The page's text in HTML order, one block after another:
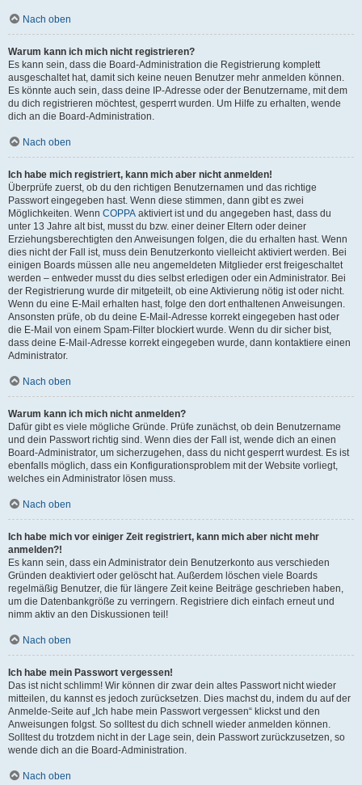
Nach oben
Warum kann ich mich nicht registrieren?
Es kann sein, dass die Board-Administration die Registrierung komplett
ausgeschaltet hat, damit sich keine neuen Benutzer mehr anmelden können.
Es könnte auch sein, dass deine IP-Adresse oder der Benutzername, mit dem
du dich registrieren möchtest, gesperrt wurden. Um Hilfe zu erhalten, wende
dich an die Board-Administration.
Nach oben
Ich habe mich registriert, kann mich aber nicht anmelden!
Überprüfe zuerst, ob du den richtigen Benutzernamen und das richtige
Passwort eingegeben hast. Wenn diese stimmen, dann gibt es zwei
Möglichkeiten. Wenn COPPA aktiviert ist und du angegeben hast, dass du
unter 13 Jahre alt bist, musst du bzw. einer deiner Eltern oder deiner
Erziehungsberechtigten den Anweisungen folgen, die du erhalten hast. Wenn
dies nicht der Fall ist, muss dein Benutzerkonto vielleicht aktiviert werden. Bei
einigen Boards müssen alle neu angemeldeten Mitglieder erst freigeschaltet
werden – entweder musst du dies selbst erledigen oder ein Administrator. Bei
der Registrierung wurde dir mitgeteilt, ob eine Aktivierung nötig ist oder nicht.
Wenn du eine E-Mail erhalten hast, folge den dort enthaltenen Anweisungen.
Ansonsten prüfe, ob du deine E-Mail-Adresse korrekt eingegeben hast oder
die E-Mail von einem Spam-Filter blockiert wurde. Wenn du dir sicher bist,
dass deine E-Mail-Adresse korrekt eingegeben wurde, dann kontaktiere einen
Administrator.
Nach oben
Warum kann ich mich nicht anmelden?
Dafür gibt es viele mögliche Gründe. Prüfe zunächst, ob dein Benutzername
und dein Passwort richtig sind. Wenn dies der Fall ist, wende dich an einen
Board-Administrator, um sicherzugehen, dass du nicht gesperrt wurdest. Es ist
ebenfalls möglich, dass ein Konfigurationsproblem mit der Website vorliegt,
welches ein Administrator lösen muss.
Nach oben
Ich habe mich vor einiger Zeit registriert, kann mich aber nicht mehr
anmelden?!
Es kann sein, dass ein Administrator dein Benutzerkonto aus verschieden
Gründen deaktiviert oder gelöscht hat. Außerdem löschen viele Boards
regelmäßig Benutzer, die für längere Zeit keine Beiträge geschrieben haben,
um die Datenbankgröße zu verringern. Registriere dich einfach erneut und
nimm aktiv an den Diskussionen teil!
Nach oben
Ich habe mein Passwort vergessen!
Das ist nicht schlimm! Wir können dir zwar dein altes Passwort nicht wieder
mitteilen, du kannst es jedoch zurücksetzen. Dies machst du, indem du auf der
Anmelde-Seite auf „Ich habe mein Passwort vergessen“ klickst und den
Anweisungen folgst. So solltest du dich schnell wieder anmelden können.
Solltest du trotzdem nicht in der Lage sein, dein Passwort zurückzusetzen, so
wende dich an die Board-Administration.
Nach oben